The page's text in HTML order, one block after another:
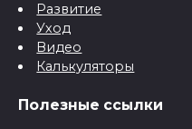
Развитие
Уход
Видео
Калькуляторы
Полезные ссылки